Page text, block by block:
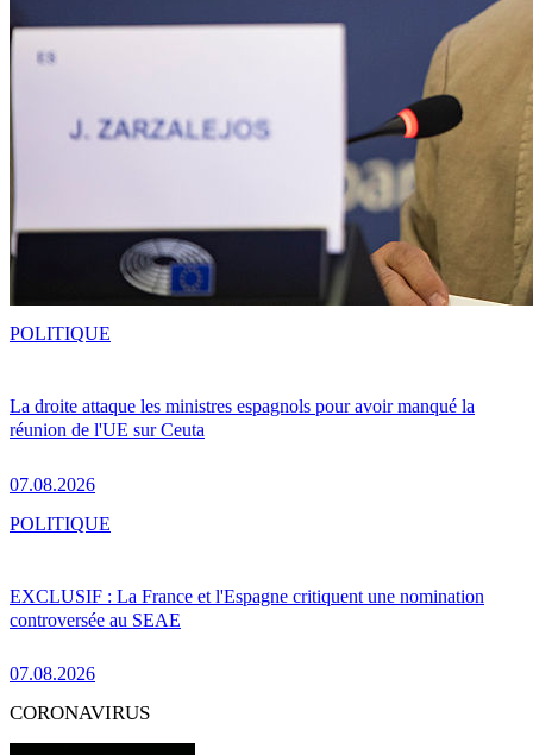
La droite attaque les ministres espagnols pour avoir manqué la
réunion de l'UE sur Ceuta
07.08.2026
POLITIQUE
EXCLUSIF : La France et l'Espagne critiquent une nomination
controversée au SEAE
07.08.2026
POLITIQUE
CORONAVIRUS